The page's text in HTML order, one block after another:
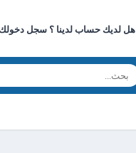
هل لديك حساب لدينا ؟ سجل دخولك